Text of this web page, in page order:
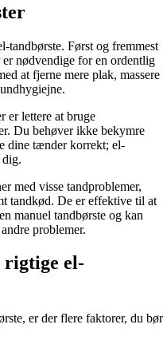
tandbørste. Først og fremmest
nødvendige for en ordentlig
at fjerne mere plak, massere
er lettere at bruge
Du behøver ikke bekymre
dine tænder korrekt; el-
dig.
med visse tandproblemer,
tandkød. De er effektive til at
manuel tandbørste og kan
problemer.
rigtige el-
er der flere faktorer, du bør